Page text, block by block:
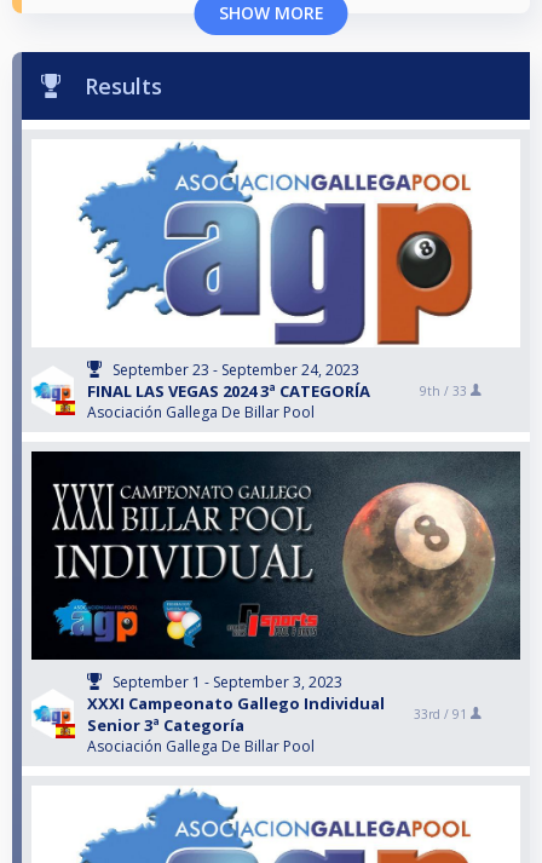
SHOW MORE
Results
September 23 - September 24, 2023
FINAL LAS VEGAS 2024 3ª CATEGORÍA
Asociación Gallega De Billar Pool
9th / 33
September 1 - September 3, 2023
XXXI Campeonato Gallego Individual
Senior 3ª Categoría
Asociación Gallega De Billar Pool
33rd / 91